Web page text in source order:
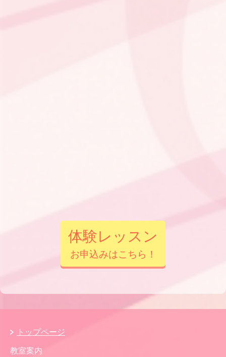
体験レッスン
お申込みはこちら！
トップページ
教室案内